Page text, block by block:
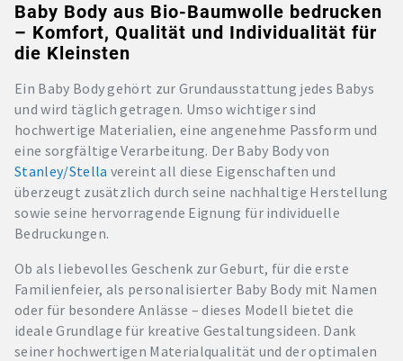
Baby Body aus Bio-Baumwolle bedrucken
– Komfort, Qualität und Individualität für
die Kleinsten
Ein Baby Body gehört zur Grundausstattung jedes Babys
und wird täglich getragen. Umso wichtiger sind
hochwertige Materialien, eine angenehme Passform und
eine sorgfältige Verarbeitung. Der Baby Body von
Stanley/Stella vereint all diese Eigenschaften und
überzeugt zusätzlich durch seine nachhaltige Herstellung
sowie seine hervorragende Eignung für individuelle
Bedruckungen.
Ob als liebevolles Geschenk zur Geburt, für die erste
Familienfeier, als personalisierter Baby Body mit Namen
oder für besondere Anlässe – dieses Modell bietet die
ideale Grundlage für kreative Gestaltungsideen. Dank
seiner hochwertigen Materialqualität und der optimalen